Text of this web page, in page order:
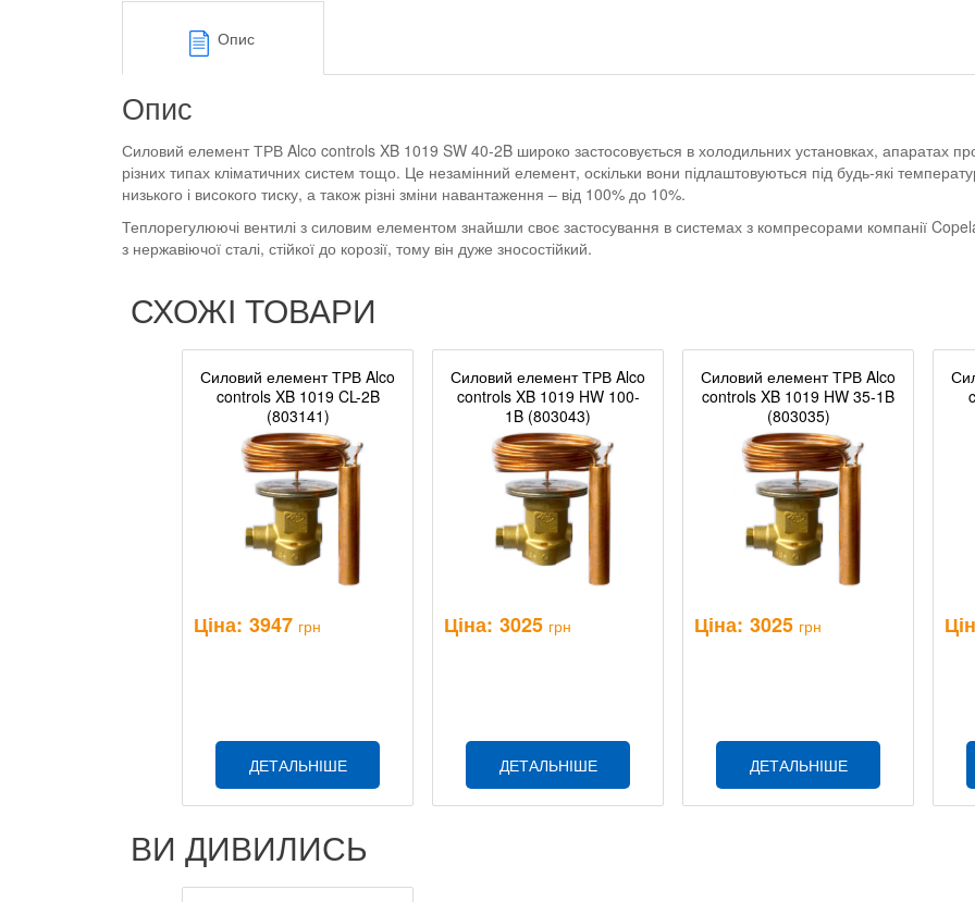
Опис
Опис
Силовий елемент ТРВ Alco controls XB 1019 SW 40-2B широко застосовується в холодильних установках, апаратах
різних типах кліматичних систем тощо. Це незамінний елемент, оскільки вони підлаштовуються під будь-які
низького і високого тиску, а також різні зміни навантаження – від 100% до 10%.
Теплорегулюючі вентилі з силовим елементом знайшли своє застосування в системах з компресорами компанії
з нержавіючої сталі, стійкої до корозії, тому він дуже зносостійкий.
СХОЖІ ТОВАРИ
Силовий елемент ТРВ Alco
controls XB 1019 CL-2B
(803141)
Ціна: 3947 грн
ДЕТАЛЬНІШЕ
Силовий елемент ТРВ Alco
controls XB 1019 HW 100-
1B (803043)
Ціна: 3025 грн
ДЕТАЛЬНІШЕ
Силовий елемент ТРВ Alco
controls XB 1019 HW 35-1B
(803035)
Ціна: 3025 грн
ДЕТАЛЬНІШЕ
ВИ ДИВИЛИСЬ